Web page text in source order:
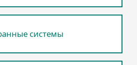
системы